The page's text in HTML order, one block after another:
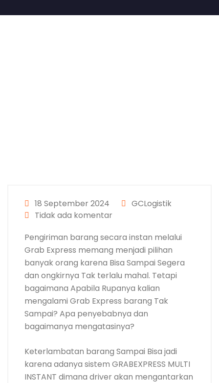
18 September 2024
GCLogistik
Tidak ada komentar
Pengiriman barang secara instan melalui
Grab Express memang menjadi pilihan
banyak orang karena Bisa Sampai Segera
dan ongkirnya Tak terlalu mahal. Tetapi
bagaimana Apabila Rupanya kalian
mengalami Grab Express barang Tak
Sampai? Apa penyebabnya dan
bagaimanya mengatasinya?
Keterlambatan barang Sampai Bisa jadi
karena adanya sistem GRABEXPRESS MULTI
INSTANT dimana driver akan mengantarkan